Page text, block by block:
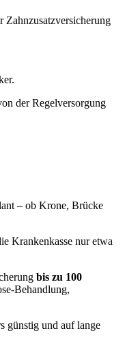
Zahnzusatzversicherung
der Regelversorgung
– ob Krone, Brücke
Krankenkasse nur etwa
bis zu 100
Behandlung,
günstig und auf lange